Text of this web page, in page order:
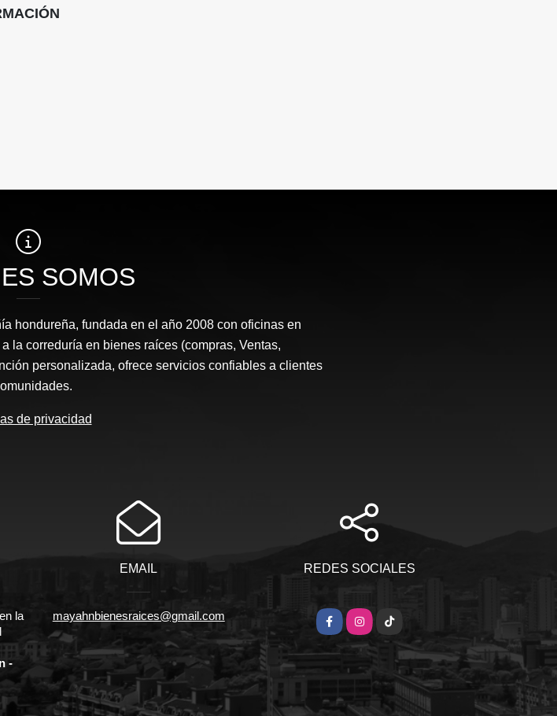
SOMOS
hondureña, fundada en el año 2008 con oficinas en
la correduría en bienes raíces (compras, Ventas,
personalizada, ofrece servicios confiables a clientes
de privacidad
la
-
EMAIL
mayahnbienesraices@gmail.com
REDES SOCIALES
FacebookInstagram
TikTok